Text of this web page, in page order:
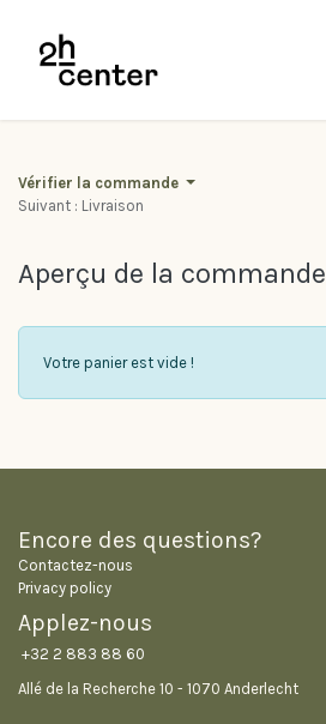
Vérifier la commande
Suivant : Livraison
Aperçu de la commande
Votre panier est vide !
Encore des questions?
Contactez-nous
Privacy policy
Applez-nous
+32 2 883 88 60
Allé de la Recherche 10 - 1070 Anderlecht